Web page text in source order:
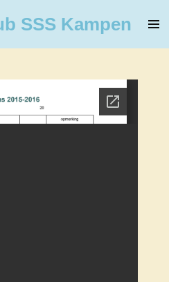
SSS Kampen